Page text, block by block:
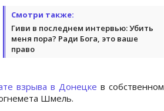
Смотри также:
Гиви в последнем интервью: Убить
меня пора? Ради Бога, это ваше
право
взрыва в Донецке в собственном
Шмель.